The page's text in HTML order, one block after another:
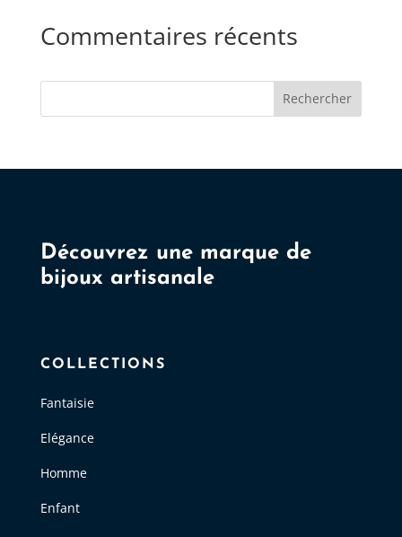
Commentaires récents
Rechercher
Découvrez une marque de
bijoux artisanale
COLLECTIONS
Fantaisie
Elégance
Homme
Enfant